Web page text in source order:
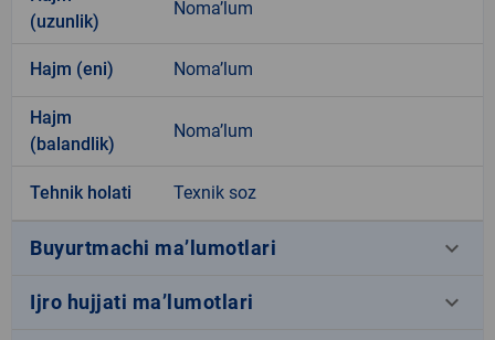
(uzunlik)
Noma’lum
Hajm (eni) Noma’lum
Hajm
(balandlik)
Noma’lum
Tehnik holati Texnik soz
Buyurtmachi ma’lumotlari keyboard_arrow_down
Ijro hujjati ma’lumotlari keyboard_arrow_down